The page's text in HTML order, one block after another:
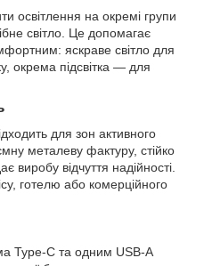
освітлення на окремі групи
світло. Це допомагає
яскраве світло для
окрема підсвітка — для
для зон активного
металеву фактуру, стійко
виробу відчуття надійності.
готелю або комерційного
Type-C та одним USB-A